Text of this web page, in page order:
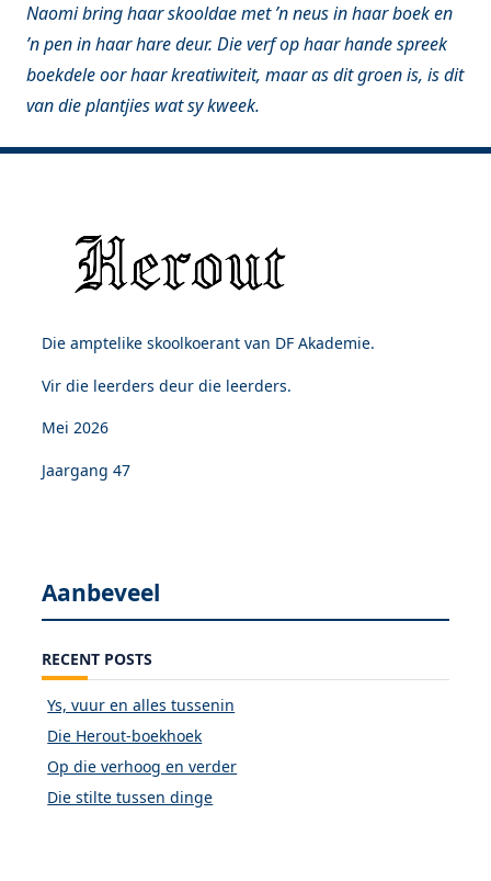
Naomi bring haar skooldae met ’n neus in haar boek en
’n pen in haar hare deur. Die verf op haar hande spreek
boekdele oor haar kreatiwiteit, maar as dit groen is, is dit
van die plantjies wat sy kweek.
Die amptelike skoolkoerant van DF Akademie.
Vir die leerders deur die leerders.
Mei 2026
Jaargang 47
Aanbeveel
RECENT POSTS
Ys, vuur en alles tussenin
Die Herout-boekhoek
Op die verhoog en verder
Die stilte tussen dinge